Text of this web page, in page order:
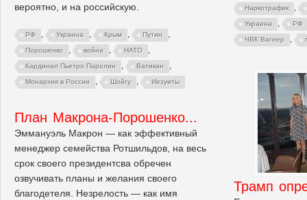
Наркотрафик ,
Украина , РФ
ЧВК Вагнер ,
вероятно, и на российскую.
РФ , Украина , Крым , Путин ,
Порошенко , война , НАТО ,
Кардинал Пьетро Паролин , Ватикан ,
Монархия в России , Шойгу , Иезуиты
Трамп
План Макрона-Порошенко...
Эммануэль Макрон — как эффективный
менеджер семейства Ротшильдов, на весь
срок своего президентсва обречен
озвучивать планы и желания своего
благодетеля. Незрелость — как имя